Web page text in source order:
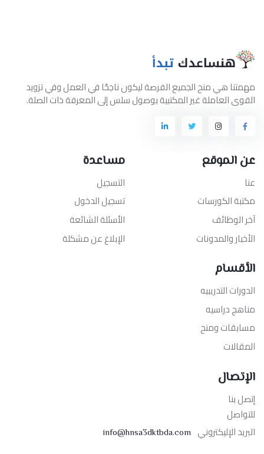
مهمتنا هي منح الجميع الفرصة ليكون ناجحًا في العمل وفي تزويد
القوى العاملة غير المكتبية بوصول سلس إلى المعرفة ذات الصلة.
عن الموقع
عنا
مكتبة الكورسات
آخر الوظائف
الأخبار والمدونات
مساعدة
التسجيل
تسجيل الدخول
الأسئلة الشائعة
الإبلاغ عن مشكلة
الأقسام
الدورات التدريبيه
مناهج دراسيه
مسابقات ومنح
المقالات
الإتصال
إتصل بنا
للتواصل
البريد الإليكتروني info@hnsa3dktbda.com